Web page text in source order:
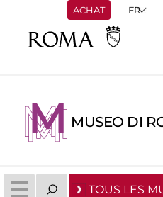
ACHAT
MUSEO DI
TOUS LES